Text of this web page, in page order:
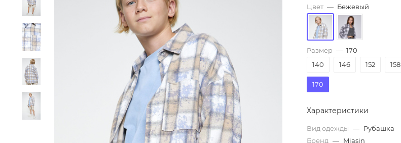
Цвет — Бежевый
Размер — 170
140
146 152 158
170
Характеристики
Вид одежды — Рубашка
Бренд — Miasin